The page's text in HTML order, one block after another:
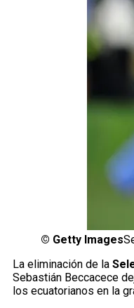
© Getty Images
La eliminación de la
Sebastián Beccacece
los ecuatorianos en la